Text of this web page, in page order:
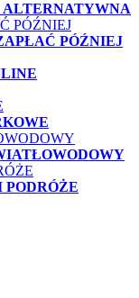
ALTERNATYWNA
PÓŹNIEJ
PODRÓŻE